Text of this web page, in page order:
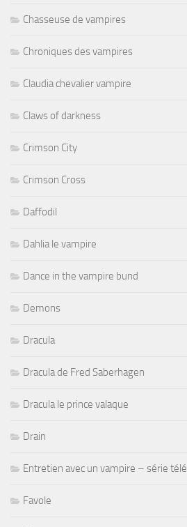
Chasseuse de vampires
Chroniques des vampires
Claudia chevalier vampire
Claws of darkness
Crimson City
Crimson Cross
Daffodil
Dahlia le vampire
Dance in the vampire bund
Demons
Dracula
Dracula de Fred Saberhagen
Dracula le prince valaque
Drain
Entretien avec un vampire – série télé
Favole